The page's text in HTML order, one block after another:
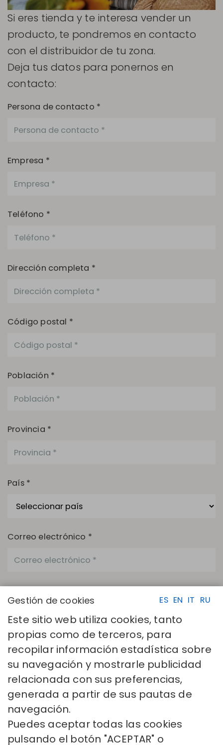
Si eres tienda y te interesa vender un
producto, te pondremos en contacto
con el distribuidor de tu zona.
Deja tus datos para ponernos en
contacto:
Persona de contacto *
Empresa *
Teléfono *
Dirección completa *
Código postal *
Población *
Provincia *
País *
Correo electrónico *
Los campos con asterisco (*) son necesarios.
He leído y acepto la Política de privacidad
ENVIAR
ES EN IT RU
Gestión de cookies
Este sitio web utiliza cookies, tanto
propias como de terceros, para
recopilar información estadística sobre
su navegación y mostrarle publicidad
relacionada con sus preferencias,
generada a partir de sus pautas de
navegación.
Puedes aceptar todas las cookies
pulsando el botón "ACEPTAR" o